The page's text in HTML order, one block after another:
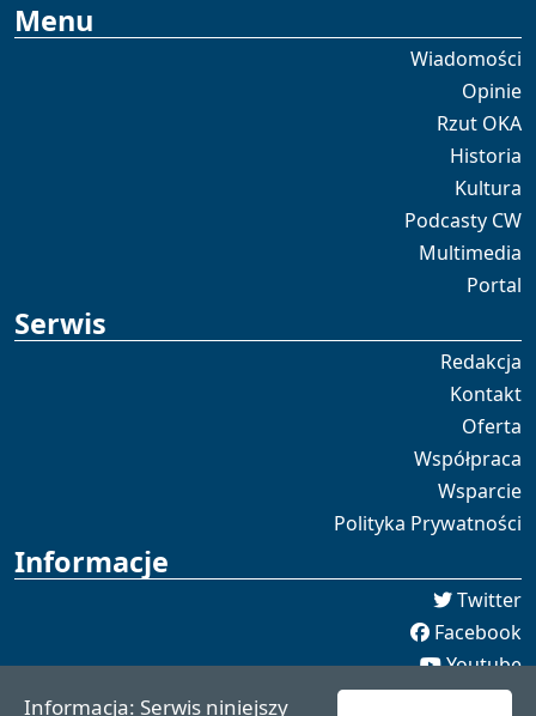
Menu
Wiadomości
Opinie
Rzut OKA
Historia
Kultura
Podcasty CW
Multimedia
Portal
Serwis
Redakcja
Kontakt
Oferta
Współpraca
Wsparcie
Polityka Prywatności
Informacje
Twitter
Facebook
Youtube
Spotify
Informacja: Serwis niniejszy